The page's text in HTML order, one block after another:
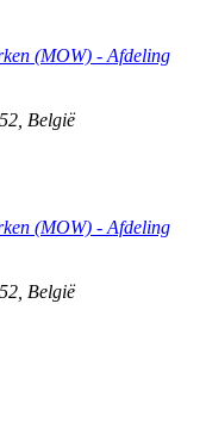
(MOW) - Afdeling
België
(MOW) - Afdeling
België